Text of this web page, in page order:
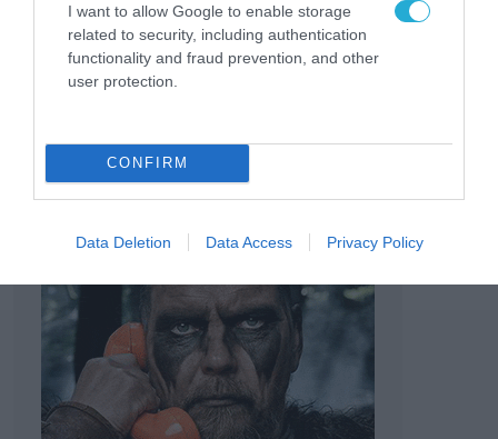
I want to allow Google to enable storage
related to security, including authentication
functionality and fraud prevention, and other
user protection.
CONFIRM
Data Deletion Data Access Privacy Policy
λογοδοσία».
ΑΑΔΕ ΕΛΛΗΝΙΚΗ ΚΤΗΝΟΤΡΟΦΙΑ